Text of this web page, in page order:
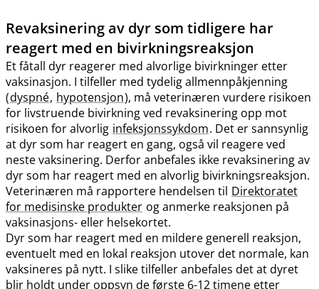
Revaksinering av dyr som tidligere har
reagert med en bivirkningsreaksjon
Et fåtall dyr reagerer med alvorlige bivirkninger etter
vaksinasjon. I tilfeller med tydelig allmennpåkjenning
(dyspné, hypotensjon), må veterinæren vurdere risikoen
for livstruende bivirkning ved revaksinering opp mot
risikoen for alvorlig infeksjonssykdom. Det er sannsynlig
at dyr som har reagert en gang, også vil reagere ved
neste vaksinering. Derfor anbefales ikke revaksinering av
dyr som har reagert med en alvorlig bivirkningsreaksjon.
Veterinæren må rapportere hendelsen til Direktoratet
for medisinske produkter og anmerke reaksjonen på
vaksinasjons- eller helsekortet.
Dyr som har reagert med en mildere generell reaksjon,
eventuelt med en lokal reaksjon utover det normale, kan
vaksineres på nytt. I slike tilfeller anbefales det at dyret
blir holdt under oppsyn de første 6-12 timene etter